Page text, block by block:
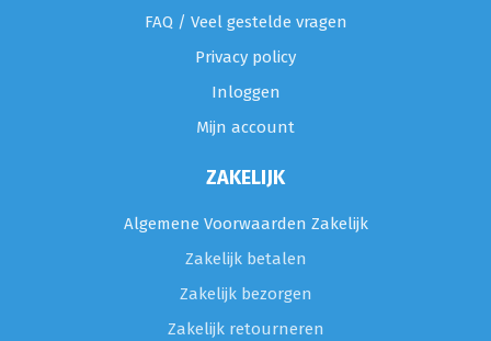
FAQ / Veel gestelde vragen
Privacy policy
Inloggen
Mijn account
ZAKELIJK
Algemene Voorwaarden Zakelijk
Zakelijk betalen
Zakelijk bezorgen
Zakelijk retourneren